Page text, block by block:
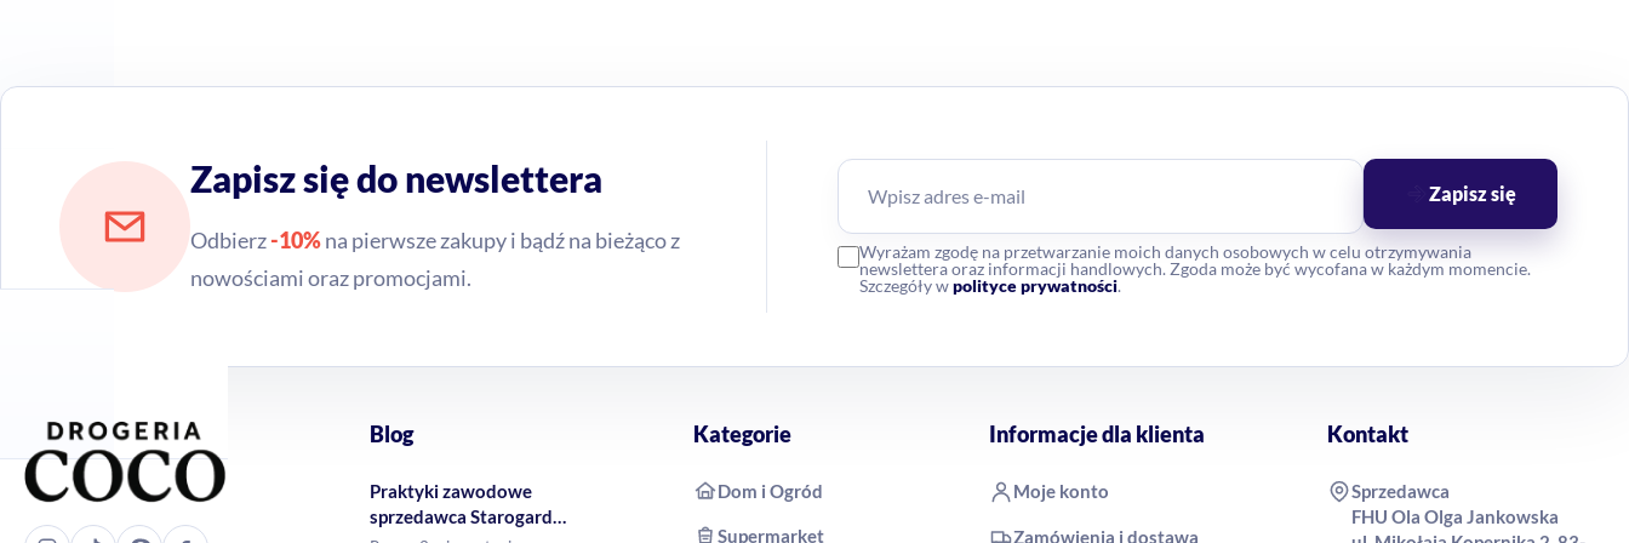
Zapisz się do newslettera
Odbierz-10%na pierwsze zakupy i bądź na bieżąco z
nowościami oraz promocjami.
Wyrażam zgodę na przetwarzanie moich danych osobowych w celu otrzymywania
newslettera oraz informacji handlowych. Zgoda może być wycofana w każdym momencie.
Szczegóły wpolityce prywatności.
Zapisz się
Blog
Praktyki zawodowe
sprzedawca Starogard
Kategorie
Dom i Ogród
Supermarket
Informacje dla klienta
Moje konto
Zamówienia i dostawa
Kontakt
Sprzedawca
FHU Ola Olga Jankowska